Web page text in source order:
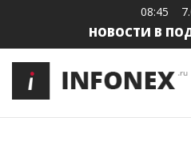
08:45
НОВОСТИ В